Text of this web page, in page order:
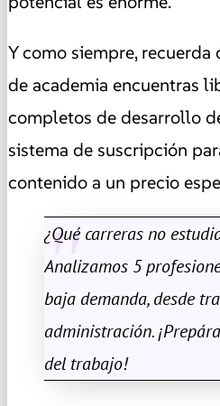
Y como siempre,
de academia encuentras
completos de desarrollo
sistema de suscripción
contenido a un precio
¿Qué carreras no
Analizamos 5
baja demanda, desde
administración.
del trabajo!